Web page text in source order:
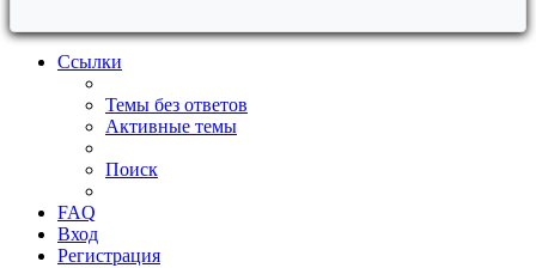
Ссылки
Темы без ответов
Активные темы
Поиск
FAQ
Вход
Регистрация